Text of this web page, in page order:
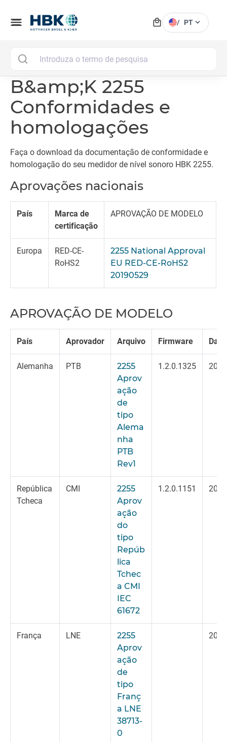
menu local_mall / PT expand_more
B&amp;K 2255
Conformidades e
homologações
Faça o download da documentação de conformidade e
homologação do seu medidor de nível sonoro HBK 2255.
Aprovações nacionais
País
Marca de
certificação
APROVAÇÃO DE MODELO
Europa
RED-CE-
RoHS2
2255 National Approval
EU RED-CE-RoHS2
20190529
APROVAÇÃO DE MODELO
País Aprovador Arquivo Firmware Data
Alemanha PTB
2255
Aprov
ação
de
tipo
Alema
nha
PTB
Rev1
1.2.0.1325
República
Tcheca
CMI
2255
Aprov
ação
do
tipo
Repúb
lica
Tchec
a CMI
IEC
61672
1.2.0.1151
França LNE
2255
Aprov
ação
de
tipo
Franç
a LNE
38713-
0